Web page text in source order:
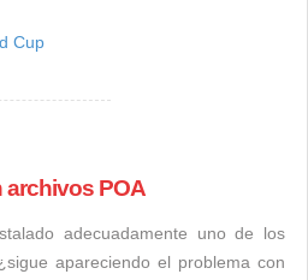
Cup
archivos POA
adecuadamente uno de los
apareciendo el problema con